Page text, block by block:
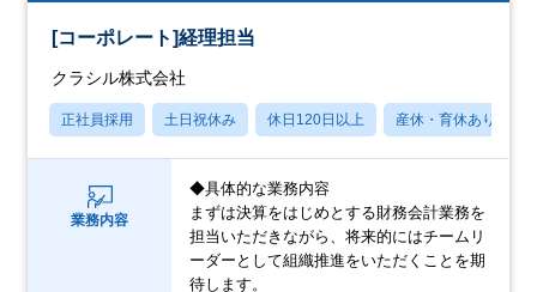
[コーポレート]経理担当
クラシル株式会社
正社員採用 土日祝休み 休日120日以上 産休・育休あり
業務内容
◆具体的な業務内容
まずは決算をはじめとする財務会計業務を
担当いただきながら、将来的にはチームリ
ーダーとして組織推進をいただくことを期
待します。